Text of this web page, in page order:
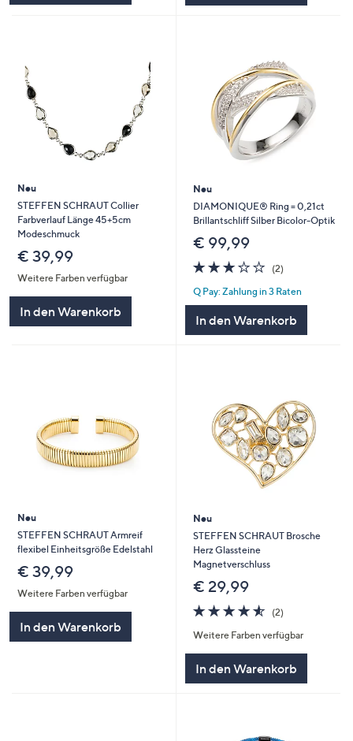
Neu
STEFFEN SCHRAUT Collier
Farbverlauf Länge 45+5cm
Modeschmuck
€ 39,99
Weitere Farben verfügbar
In den Warenkorb
Neu
DIAMONIQUE® Ring = 0,21ct
Brillantschliff Silber Bicolor-Optik
€ 99,99
3.0
von
5
(2)
Q Pay: Zahlung in 3 Raten
In den Warenkorb
Neu
STEFFEN SCHRAUT Armreif
flexibel Einheitsgröße Edelstahl
€ 39,99
Weitere Farben verfügbar
In den Warenkorb
Neu
STEFFEN SCHRAUT Brosche
Herz Glassteine
Magnetverschluss
€ 29,99
4.5
von
5
(2)
Weitere Farben verfügbar
In den Warenkorb